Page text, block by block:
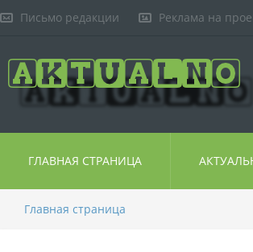
Письмо редакции Реклама на
ГЛАВНАЯ СТРАНИЦА
Главная страница